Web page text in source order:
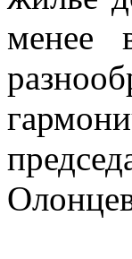
менее